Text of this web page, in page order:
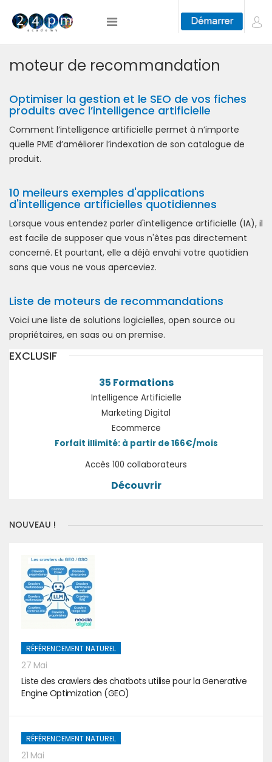
moteur de recommandation
Optimiser la gestion et le SEO de vos fiches
produits avec l’intelligence artificielle
Comment l’intelligence artificielle permet à n’importe
quelle PME d’améliorer l’indexation de son catalogue de
produit.
10 meileurs exemples d'applications
d'intelligence artificielles quotidiennes
Lorsque vous entendez parler d'intelligence artificielle (IA), il
est facile de supposer que vous n'êtes pas directement
concerné. Et pourtant, elle a déjà envahi votre quotidien
sans que vous ne vous aperceviez.
Liste de moteurs de recommandations
Voici une liste de solutions logicielles, open source ou
propriétaires, en saas ou on premise.
EXCLUSIF
35 Formations
Intelligence Artificielle
Marketing Digital
Ecommerce
Forfait illimité: à partir de 166€/mois
Accès 100 collaborateurs
Découvrir
NOUVEAU !
RÉFÉRENCEMENT NATUREL
27 Mai
Liste des crawlers des chatbots utilise pour la Generative
Engine Optimization (GEO)
RÉFÉRENCEMENT NATUREL
21 Mai